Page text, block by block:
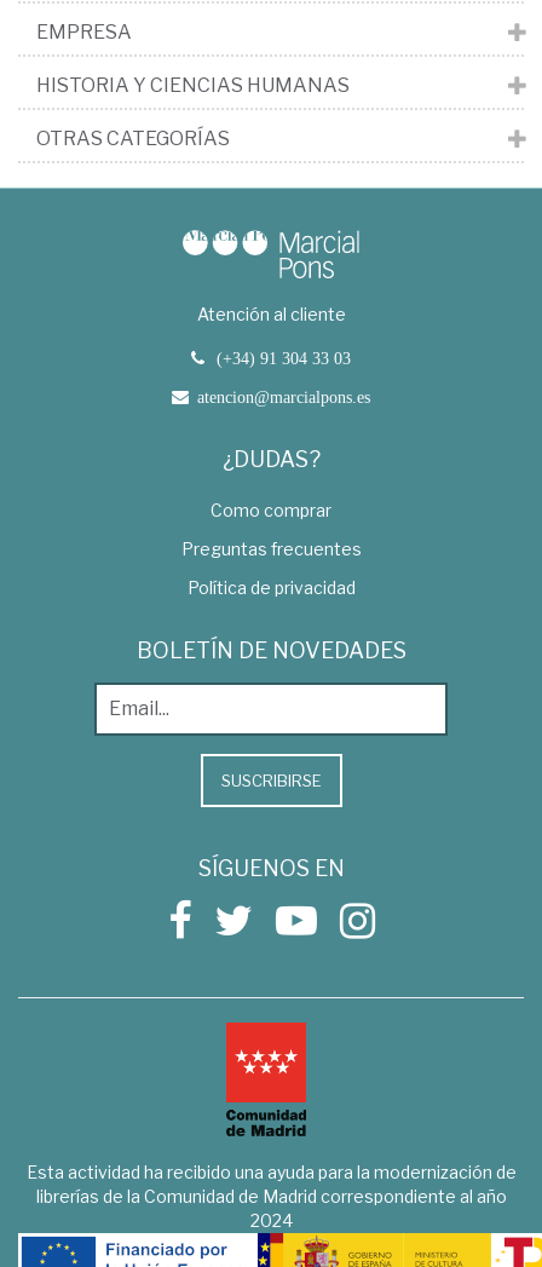
EMPRESA
HISTORIA Y CIENCIAS HUMANAS
OTRAS CATEGORÍAS
Atención al cliente
(+34) 91 304 33 03
atencion@marcialpons.es
¿DUDAS?
Como comprar
Preguntas frecuentes
Política de privacidad
BOLETÍN DE NOVEDADES
SUSCRIBIRSE
SÍGUENOS EN
Esta actividad ha recibido una ayuda para la modernización de
librerías de la Comunidad de Madrid correspondiente al año
2024